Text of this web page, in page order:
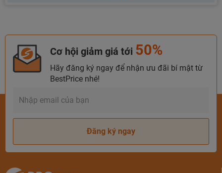
máy bay với thời gian chỉ hơn 1 giờ đồng hồ. Từ sân
bay Nội Bài quý khách tiếp tục đi taxi với giá
khoảng 300.000đ để tới khách sạn.
Cơ hội giảm giá tới 50%
Hãy đăng ký ngay để nhận ưu đãi bí mật từ
BestPrice nhé!
Đăng ký ngay